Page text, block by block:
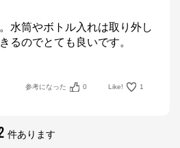
水筒やボトル入れは取り外し
るのでとても良いです。
参考になった 0 Like! 1
件あります